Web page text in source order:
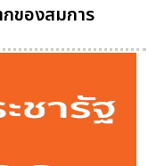
กของสมการ